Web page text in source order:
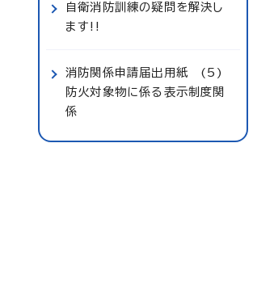
自衛消防訓練の疑問を解決し
ます!!
消防関係申請届出用紙 (5)
防火対象物に係る表示制度関
係